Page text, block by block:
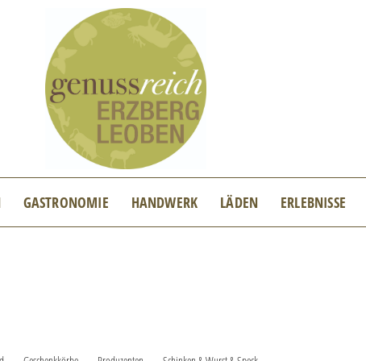
GASTRONOMIE HANDWERK LÄDEN ERLEBNISSE